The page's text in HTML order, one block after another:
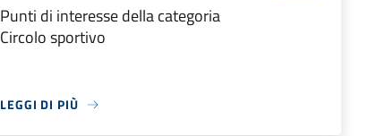
Punti di interesse della categoria
Circolo sportivo
LEGGI DI PIÙ